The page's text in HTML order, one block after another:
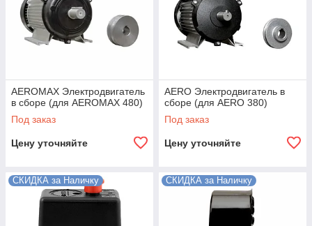
AEROMAX Электродвигатель
в сборе (для AEROMAX 480)
Под заказ
Цену уточняйте
AERO Электродвигатель в
сборе (для AERO 380)
Под заказ
Цену уточняйте
СКИДКА за Наличку СКИДКА за Наличку